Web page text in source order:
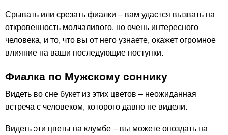
Срывать или срезать фиалки – вам удастся вызвать на
откровенность молчаливого, но очень интересного
человека, и то, что вы от него узнаете, окажет огромное
влияние на ваши последующие поступки.
Фиалка по Мужскому соннику
Видеть во сне букет из этих цветов – неожиданная
встреча с человеком, которого давно не видели.
Видеть эти цветы на клумбе – вы можете опоздать на